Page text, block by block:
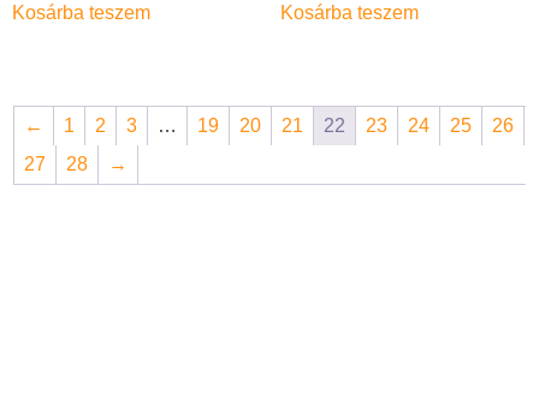
Kosárba teszem Kosárba teszem
← 1 2 3 … 19 20 21 22 23 24 25
26
27
28 →